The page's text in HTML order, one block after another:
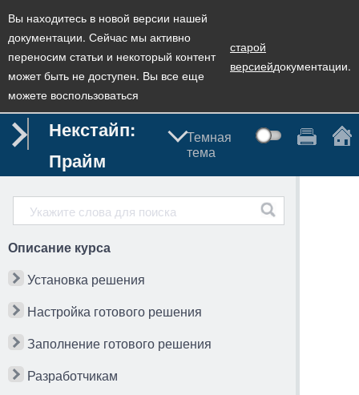
Вы находитесь в новой версии нашей
документации. Сейчас мы активно
переносим статьи и некоторый контент
может быть не доступен. Вы все еще
можете воспользоваться
старой
версиейдокументации.
Некстайп:
Прайм
Темная
тема
Описание курса
Установка решения
Настройка готового решения
Заполнение готового решения
Разработчикам